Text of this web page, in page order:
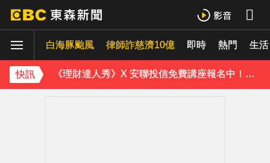
白海豚颱風 律師詐慈濟10億 即時 熱門 生活
快訊
下載東森App，隨時掌握天下大小事！
《理財達人秀》X 安聯投信免費講座報名中！搶先卡位 2027